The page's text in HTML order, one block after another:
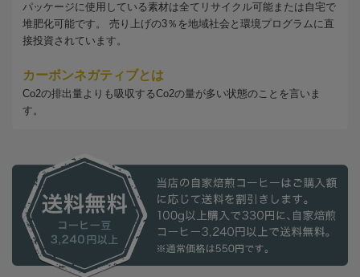
パッケージに使用している素材は全てリサイクル可能または自宅で
堆肥化可能です。 売り上げの3％を地域社会と環境プログラムに直
接投資されています。
カーボンネガティブとは
Co2の排出量よりも吸収するCo2の量が多い状態のことを言いま
す。